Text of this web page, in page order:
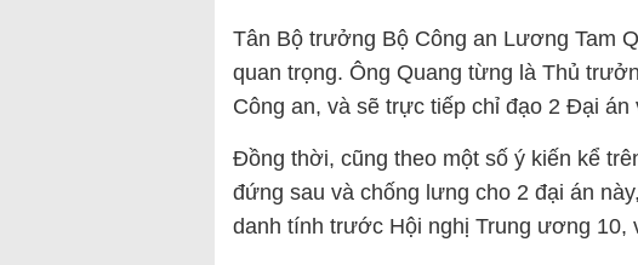
Tân Bộ trưởng Bộ Công an Lương Tam
quan trọng. Ông Quang từng là Thủ
Công an, và sẽ trực tiếp chỉ đạo 2 Đại án
Đồng thời, cũng theo một số ý kiến kể
đứng sau và chống lưng cho 2 đại án
danh tính trước Hội nghị Trung ương 10,